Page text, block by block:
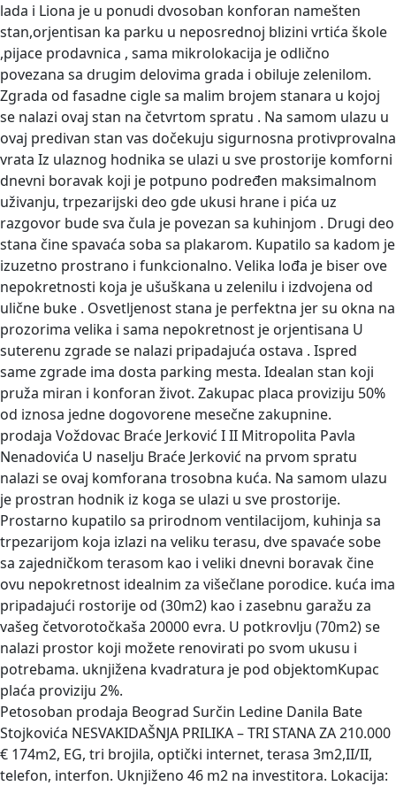
lada i Liona je u ponudi dvosoban konforan namešten
stan,orjentisan ka parku u neposrednoj blizini vrtića škole
,pijace prodavnica , sama mikrolokacija je odlično
povezana sa drugim delovima grada i obiluje zelenilom.
Zgrada od fasadne cigle sa malim brojem stanara u kojoj
se nalazi ovaj stan na četvrtom spratu . Na samom ulazu u
ovaj predivan stan vas dočekuju sigurnosna protivprovalna
vrata Iz ulaznog hodnika se ulazi u sve prostorije komforni
dnevni boravak koji je potpuno podređen maksimalnom
uživanju, trpezarijski deo gde ukusi hrane i pića uz
razgovor bude sva čula je povezan sa kuhinjom . Drugi deo
stana čine spavaća soba sa plakarom. Kupatilo sa kadom je
izuzetno prostrano i funkcionalno. Velika lođa je biser ove
nepokretnosti koja je ušuškana u zelenilu i izdvojena od
ulične buke . Osvetljenost stana je perfektna jer su okna na
prozorima velika i sama nepokretnost je orjentisana U
suterenu zgrade se nalazi pripadajuća ostava . Ispred
same zgrade ima dosta parking mesta. Idealan stan koji
pruža miran i konforan život. Zakupac placa proviziju 50%
od iznosa jedne dogovorene mesečne zakupnine.
prodaja Voždovac Braće Jerković I II Mitropolita Pavla
Nenadovića U naselju Braće Jerković na prvom spratu
nalazi se ovaj komforana trosobna kuća. Na samom ulazu
je prostran hodnik iz koga se ulazi u sve prostorije.
Prostarno kupatilo sa prirodnom ventilacijom, kuhinja sa
trpezarijom koja izlazi na veliku terasu, dve spavaće sobe
sa zajedničkom terasom kao i veliki dnevni boravak čine
ovu nepokretnost idealnim za višečlane porodice. kuća ima
pripadajući rostorije od (30m2) kao i zasebnu garažu za
vašeg četvorotočkaša 20000 evra. U potkrovlju (70m2) se
nalazi prostor koji možete renovirati po svom ukusu i
potrebama. uknjižena kvadratura je pod objektomKupac
plaća proviziju 2%.
Petosoban prodaja Beograd Surčin Ledine Danila Bate
Stojkovića NESVAKIDAŠNJA PRILIKA – TRI STANA ZA 210.000
€ 174m2, EG, tri brojila, optički internet, terasa 3m2,II/II,
telefon, interfon. Uknjiženo 46 m2 na investitora. Lokacija: